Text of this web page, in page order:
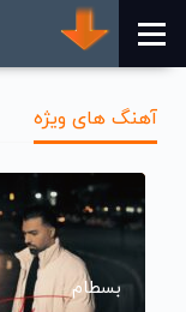
آهنگ های ویژه
بسطام